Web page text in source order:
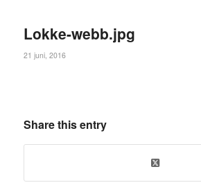
Lokke-webb.jpg
21 juni, 2016
Share this entry